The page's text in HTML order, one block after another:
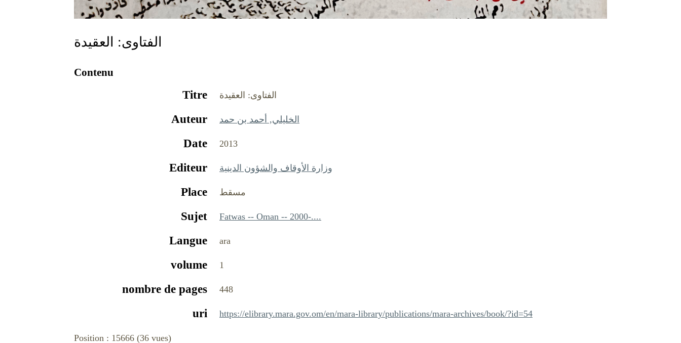
الفتاوى: العقيدة
Contenu
Titre الفتاوى: العقيدة
Auteur الخليلي, أحمد بن حمد
Date 2013
Editeur وزارة الأوقاف والشؤون الدينية
Place مسقط
Sujet Fatwas -- Oman -- 2000-....
Langue ara
volume 1
nombre de pages 448
uri https://elibrary.mara.gov.om/en/mara-library/publications/mara-archives/book/?id=54
Position : 15666 (36 vues)